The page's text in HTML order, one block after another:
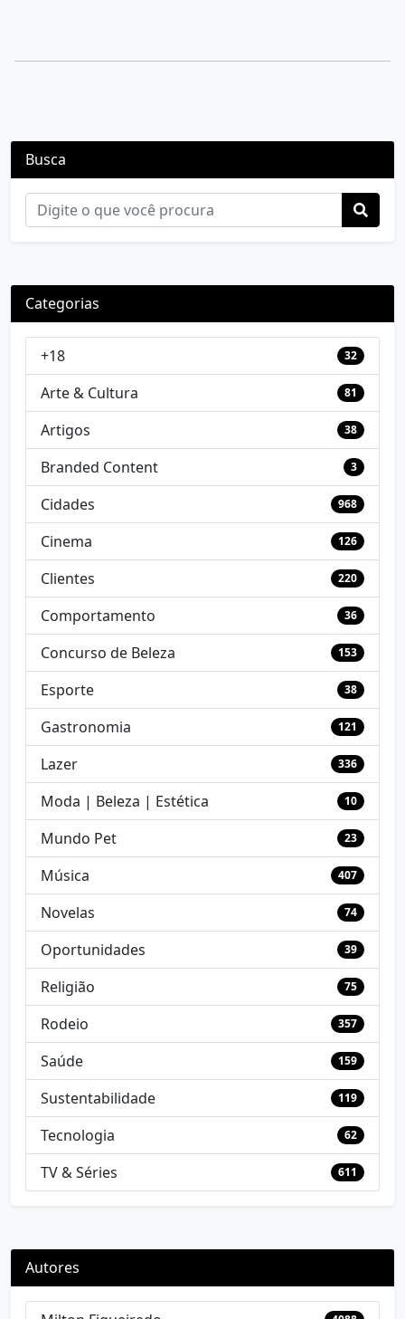
Busca
Categorias
+18 32
Arte & Cultura 81
Artigos 38
Branded Content 3
Cidades 968
Cinema 126
Clientes 220
Comportamento 36
Concurso de Beleza 153
Esporte 38
Gastronomia 121
Lazer 336
Moda | Beleza | Estética 10
Mundo Pet 23
Música 407
Novelas 74
Oportunidades 39
Religião 75
Rodeio 357
Saúde 159
Sustentabilidade 119
Tecnologia 62
TV & Séries 611
Autores